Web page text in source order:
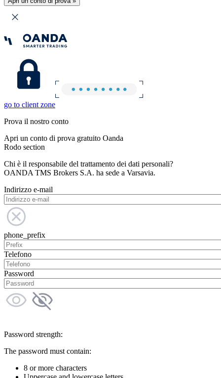
go to client zone
Prova il nostro conto
Apri un conto di prova gratuito Oanda
Rodo section
Chi è il responsabile del trattamento dei dati personali?
OANDA TMS Brokers S.A. ha sede a Varsavia.
Indirizzo e-mail
phone_prefix
Telefono
Password
Password strength:
The password must contain:
8 or more characters